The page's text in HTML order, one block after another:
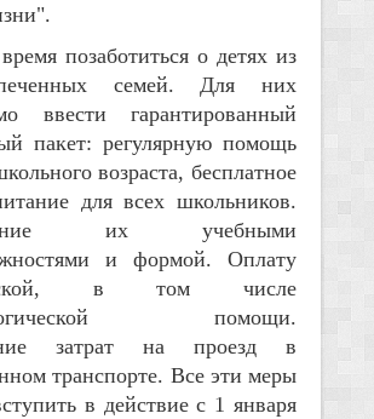
позаботиться о детях из
семей. Для них
ввести гарантированный
пакет: регулярную помощь
возраста, бесплатное
для всех школьников.
их учебными
и формой. Оплату
в том числе
помощи.
затрат на проезд в
транспорте. Все эти меры
в действие с 1 января